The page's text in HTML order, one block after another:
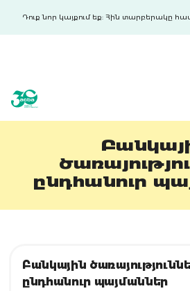
Դուք նոր կայքում եք: Հին տարբերակը
ընդհանուր
Բանկային
ընդհանուր պայմաններ